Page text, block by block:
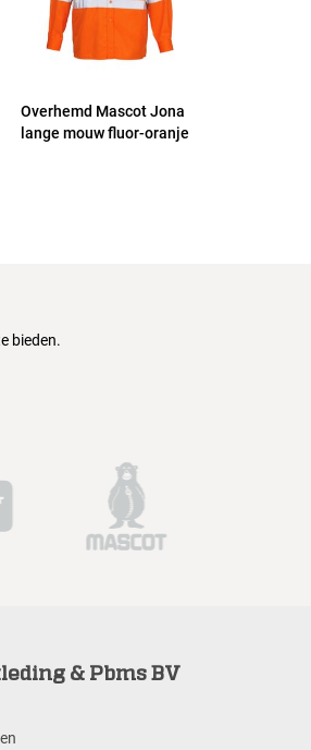
Overhemd Mascot Jona
lange mouw fluor-oranje
bieden.
& Pbms BV